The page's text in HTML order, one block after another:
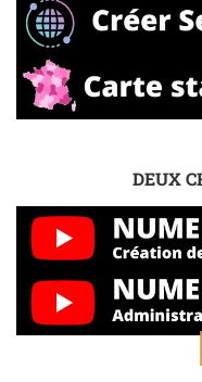
DEUX